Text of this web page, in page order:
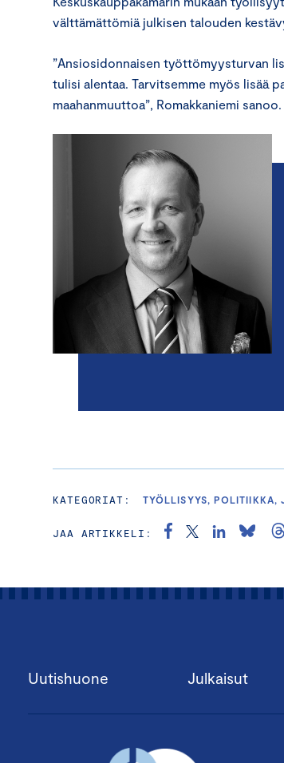
välttämättömiä julkisen talouden
”Ansiosidonnaisen työttömyysturvan
tulisi alentaa. Tarvitsemme myös lisää
maahanmuuttoa”, Romakkaniemi sanoo.
KATEGORIAT: TYÖLLISYYS, POLITIIKKA,
JAA ARTIKKELI:
Uutishuone Julkaisut